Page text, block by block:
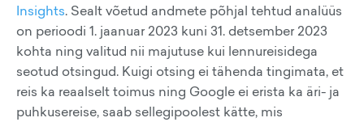
Insights. Sealt võetud andmete põhjal tehtud analüüs
on perioodi 1. jaanuar 2023 kuni 31. detsember 2023
kohta ning valitud nii majutuse kui lennureisidega
seotud otsingud. Kuigi otsing ei tähenda tingimata, et
reis ka reaalselt toimus ning Google ei erista ka äri- ja
puhkusereise, saab sellegipoolest kätte, mis